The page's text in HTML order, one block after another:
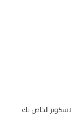
الخاص بك